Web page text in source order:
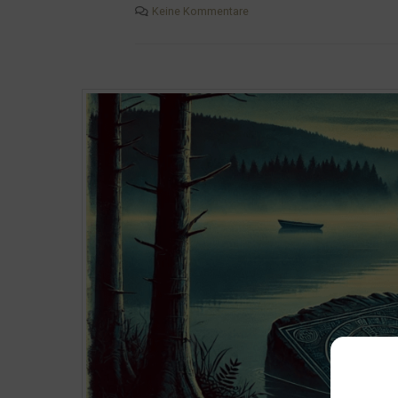
Keine Kommentare